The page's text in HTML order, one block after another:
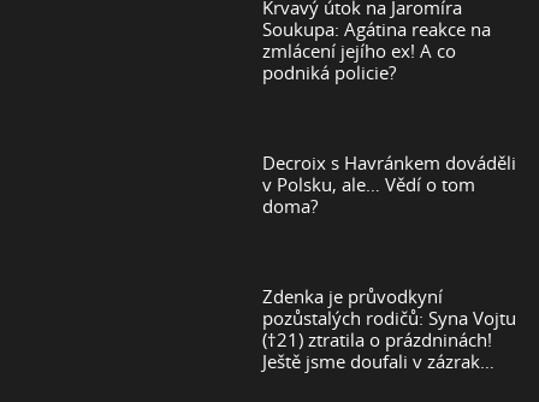
Krvavý útok na Jaromíra
Soukupa: Agátina reakce na
zmlácení jejího ex! A co
podniká policie?
Decroix s Havránkem dováděli
v Polsku, ale… Vědí o tom
doma?
Zdenka je průvodkyní
pozůstalých rodičů: Syna Vojtu
(†21) ztratila o prázdninách!
Ještě jsme doufali v zázrak…